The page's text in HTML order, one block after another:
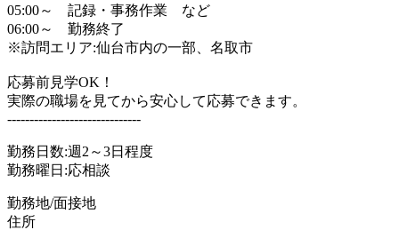
05:00～ 記録・事務作業 など
06:00～ 勤務終了
※訪問エリア:仙台市内の一部、名取市
応募前見学OK！
実際の職場を見てから安心して応募できます。
------------------------------
勤務日数:週2～3日程度
勤務曜日:応相談
勤務地/面接地
住所